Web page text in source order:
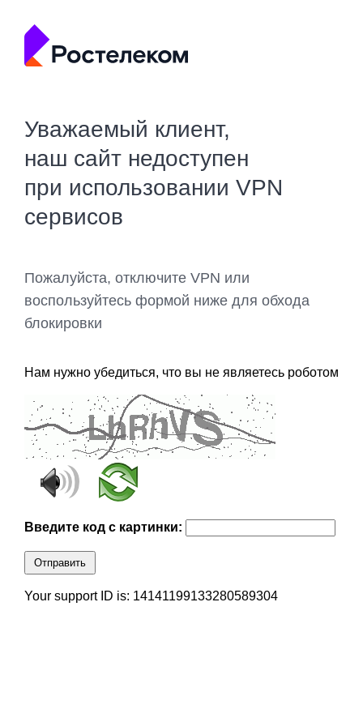
Уважаемый клиент,
наш сайт недоступен
при использовании VPN
сервисов
Пожалуйста, отключите VPN или
воспользуйтесь формой ниже для обхода
блокировки
Нам нужно убедиться, что вы не являетесь роботом
Введите код с картинки:
Отправить
Your support ID is: 14141199133280589304